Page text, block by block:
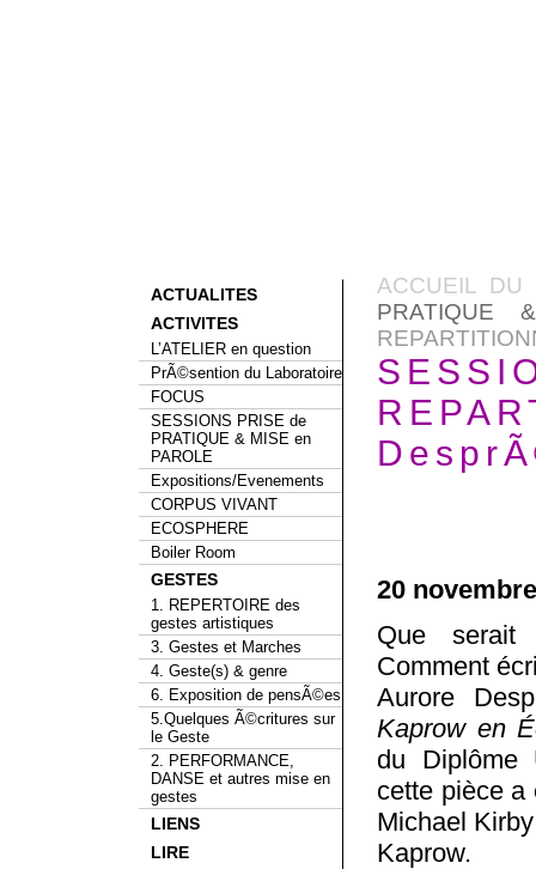
ACTUALITES
ACTIVITES
L’ATELIER en question
PrÃ©sention du Laboratoire
FOCUS
SESSIONS PRISE de
PRATIQUE & MISE en
PAROLE
Expositions/Evenements
CORPUS VIVANT
ECOSPHERE
Boiler Room
GESTES
1. REPERTOIRE des
gestes artistiques
3. Gestes et Marches
4. Geste(s) & genre
6. Exposition de pensÃ©es
5.Quelques Ã©critures sur
le Geste
2. PERFORMANCE,
DANSE et autres mise en
gestes
LIENS
LIRE
ACCUEIL DU
PRATIQUE
20
Que serait
Comment
Aurore
Kaprow en
du Diplôme
cette pièce
Michael
Kaprow.